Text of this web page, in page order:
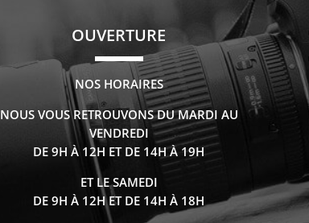
OUVERTURE
NOS HORAIRES
NOUS VOUS RETROUVONS DU MARDI AU
VENDREDI
DE 9H À 12H ET DE 14H À 19H
ET LE SAMEDI
DE 9H À 12H ET DE 14H À 18H